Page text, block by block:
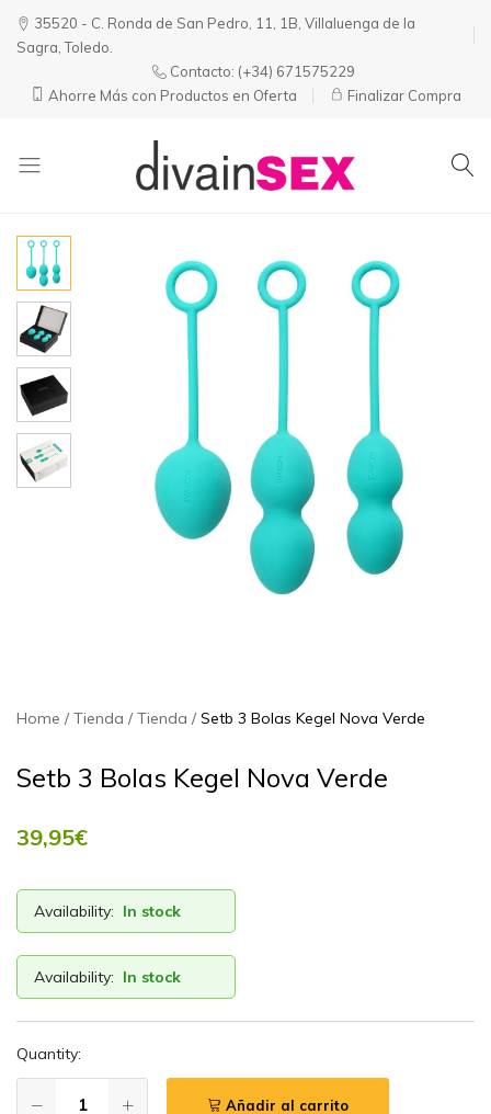
35520 - C. Ronda de San Pedro, 11, 1B, Villaluenga de la
Sagra, Toledo.
Contacto: (+34) 671575229
Ahorre Más con Productos en Oferta
Finalizar Compra
Juguetes
Esenciales
Divertido
Home Tienda Tienda Setb 3 Bolas Kegel Nova Verde
Setb 3 Bolas Kegel Nova Verde
39,95€
Availability: In stock
Availability: In stock
Quantity:
Añadir al carrito